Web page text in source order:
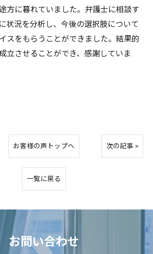
方に暮れていました。弁護士に相談す
状況を分析し、今後の選択肢について
スをもらうことができました。結果的
立させることができ、感謝していま
お客様の声トップへ 次の記事 >
一覧に戻る
お問い合わせ